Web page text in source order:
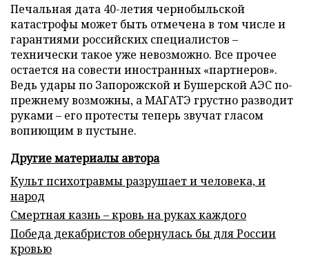
Печальная дата 40-летия чернобыльской
катастрофы может быть отмечена в том числе и
гарантиями российских специалистов –
технически такое уже невозможно. Все прочее
остается на совести иностранных «партнеров».
Ведь удары по Запорожской и Бушерской АЭС по-
прежнему возможны, а МАГАТЭ грустно разводит
руками – его протесты теперь звучат гласом
вопиющим в пустыне.
Другие материалы автора
Культ психотравмы разрушает и человека, и
народ
Смертная казнь – кровь на руках каждого
Победа декабристов обернулась бы для России
кровью